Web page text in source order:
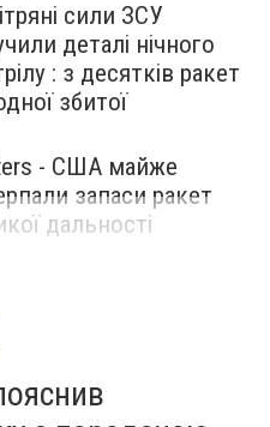
сили ЗСУ
деталі нічного
: з десятків ракет
збитої
- США майже
запаси ракет
дальності